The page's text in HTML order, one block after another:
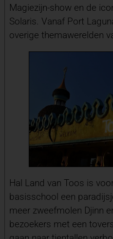
Magiezijn-show en de
Solaris. Vanaf Port
overige themawerelden
Hal Land van Toos is
basisschool een
meer zweefmolen Djinn
bezoekers met een